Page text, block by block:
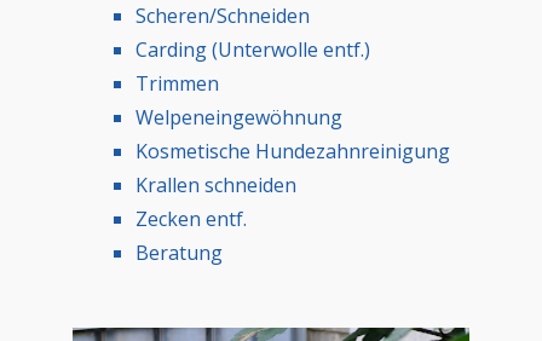
Scheren/Schneiden
Carding (Unterwolle entf.)
Trimmen
Welpeneingewöhnung
Kosmetische Hundezahnreinigung
Krallen schneiden
Zecken entf.
Beratung